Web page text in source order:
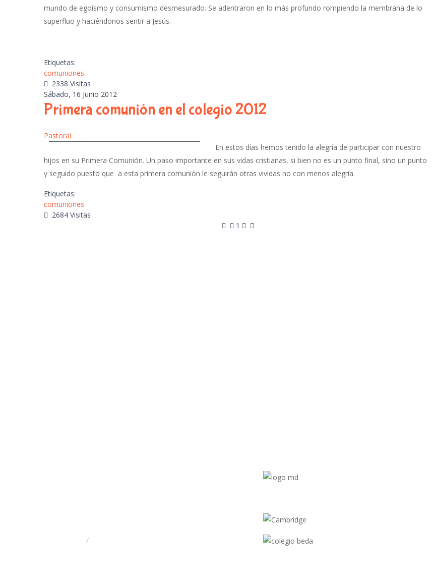
mundo de egoísmo y consumismo desmesurado. Se adentraron en lo más profundo rompiendo la membrana de lo
superfluo y haciéndonos sentir a Jesús.
Etiquetas:
comuniones
2338 Visitas
Sábado, 16 Junio 2012
Primera comunión en el colegio 2012
Pastoral
En estos días hemos tenido la alegría de participar con nuestro
hijos en su Primera Comunión. Un paso importante en sus vidas cristianas, si bien no es un punto final, sino un punto
y seguido puesto que a esta primera comunión le seguirán otras vividas no con menos alegría.
Etiquetas:
comuniones
2684 Visitas
First Page
Previous Page
1 Next Page
/